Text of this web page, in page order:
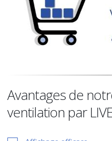
Avantages de
ventilation par